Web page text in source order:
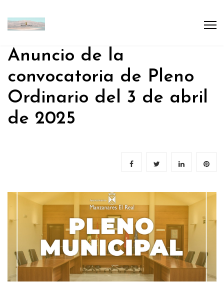
Anuncio de la
convocatoria de Pleno
Ordinario del 3 de abril
de 2025